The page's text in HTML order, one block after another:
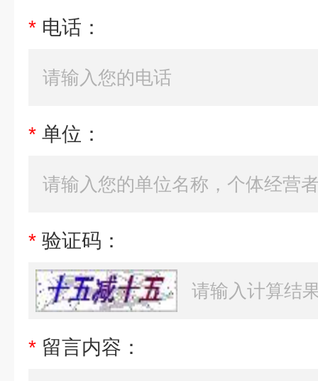
* 电话：
* 单位：
* 验证码：
* 留言内容：